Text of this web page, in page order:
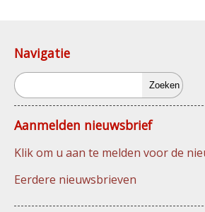
Navigatie
Zoeken
Aanmelden nieuwsbrief
Klik om u aan te melden voor de
Eerdere nieuwsbrieven